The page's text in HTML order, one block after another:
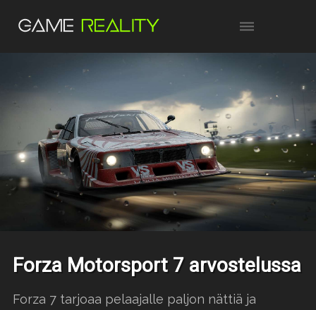
Forza Motorsport 7 arvostelussa
Forza 7 tarjoaa pelaajalle paljon nättiä ja